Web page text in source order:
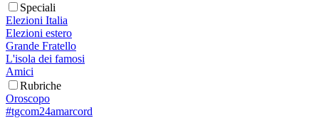
Speciali
Elezioni Italia
Elezioni estero
Grande Fratello
L'isola dei famosi
Amici
Rubriche
Oroscopo
#tgcom24amarcord